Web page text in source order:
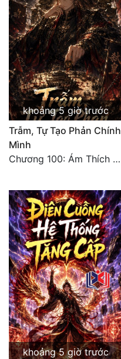
Tu Chân
Tu Tiên
Tội Phạm
Vô Địch
Võ Hiệp
Võng Du
Xuyên Không
Xuyên Sách
Xuyên Thư
Điền Văn
Đô Thị
Đông Phương
Đông Phương Huyền Huyễn
Đồng Nhân
khoảng 5 giờ trước
Trẫm, Tự Tạo Phản Chính
Mình
Chương 100: Ám Thích Trên Vân Sơn
khoảng 5 giờ trước